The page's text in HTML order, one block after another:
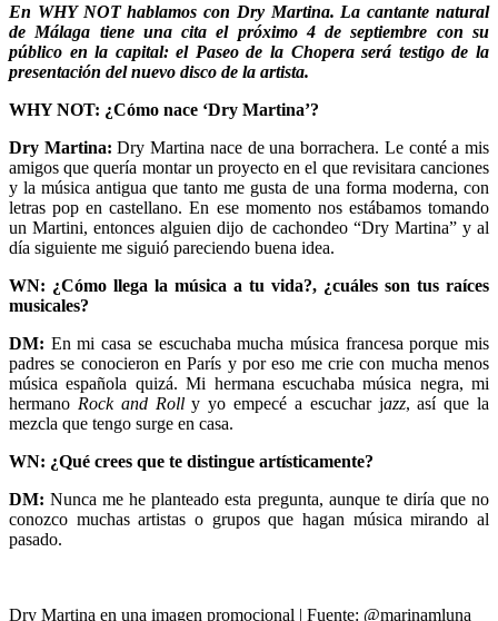
En WHY NOT hablamos con Dry Martina. La cantante natural
de Málaga tiene una cita el próximo 4 de septiembre con su
público en la capital: el Paseo de la Chopera será testigo de la
presentación del nuevo disco de la artista.
WHY NOT: ¿Cómo nace ‘Dry Martina’?
Dry Martina: Dry Martina nace de una borrachera. Le conté a mis
amigos que quería montar un proyecto en el que revisitara canciones
y la música antigua que tanto me gusta de una forma moderna, con
letras pop en castellano. En ese momento nos estábamos tomando
un Martini, entonces alguien dijo de cachondeo “Dry Martina” y al
día siguiente me siguió pareciendo buena idea.
WN: ¿Cómo llega la música a tu vida?, ¿cuáles son tus raíces
musicales?
DM: En mi casa se escuchaba mucha música francesa porque mis
padres se conocieron en París y por eso me crie con mucha menos
música española quizá. Mi hermana escuchaba música negra, mi
hermano Rock and Rolly yo empecé a escuchar jazz, así que la
mezcla que tengo surge en casa.
WN: ¿Qué crees que te distingue artísticamente?
DM:Nunca me he planteado esta pregunta, aunque te diría que no
conozco muchas artistas o grupos que hagan música mirando al
pasado.
Dry Martina en una imagen promocional | Fuente: @marinamluna